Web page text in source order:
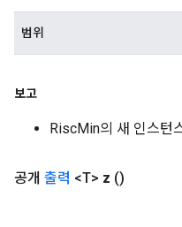
범위
보고
RiscMin의 새 인스턴
공개 출력 <T> z ()